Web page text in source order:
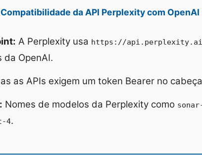
da API Perplexity com OpenAI
A Perplexity usa https://api.perplexity.ai
da OpenAI.
as APIs exigem um token Bearer no
Nomes de modelos da Perplexity como
4.